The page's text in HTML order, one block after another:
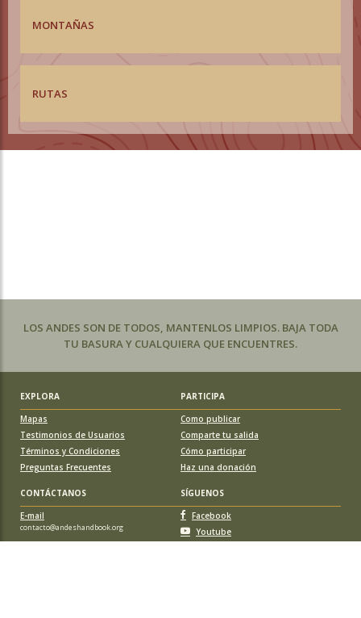
MONTAÑAS
RUTAS
LOS ANDES SON DE TODOS, MANTENLOS LIMPIOS. BAJA TODA
TU BASURA Y CUALQUIERA QUE ENCUENTRES.
EXPLORA
PARTICIPA
Mapas
Testimonios de Usuarios
Términos y Condiciones
Preguntas Frecuentes
Como publicar
Comparte tu salida
Cómo participar
Haz una donación
CONTÁCTANOS
SÍGUENOS
E-mail
contacto@andeshandbook.org
Facebook
Youtube